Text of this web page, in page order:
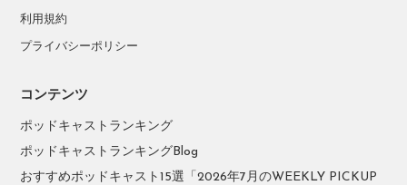
利用規約
プライバシーポリシー
コンテンツ
ポッドキャストランキング
ポッドキャストランキングBlog
おすすめポッドキャスト15選「2026年7月のWEEKLY PICKUP